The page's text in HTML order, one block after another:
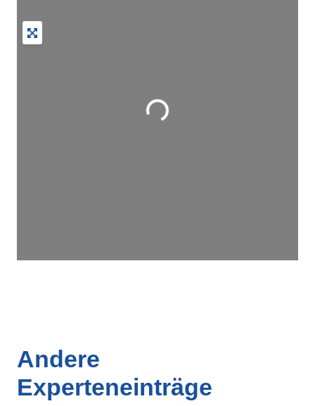
Wird geladen …
Andere
Experteneinträge